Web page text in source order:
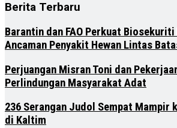
Berita Terbaru
Barantin dan FAO Perkuat
Ancaman Penyakit Hewan Lintas
Perjuangan Misran Toni dan
Perlindungan Masyarakat Adat
236 Serangan Judol Sempat Mampir
di Kaltim